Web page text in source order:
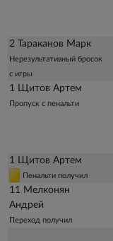
2 Тараканов Марк
Нерезультативный бросок
с игры
1 Щитов Артем
Пропуск с пенальти
1 Щитов Артем
Пенальти получил
11 Мелконян
Андрей
Переход получил